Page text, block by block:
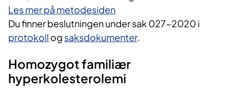
Les mer på metodesiden
Du finner beslutningen under sak 027-2020 i
protokoll og saksdokumenter.
Homozygot familiær
hyperkolesterolemi